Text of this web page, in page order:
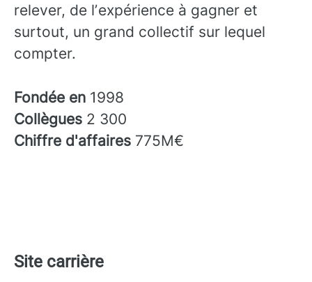
relever, de lʼexpérience à gagner et
surtout, un grand collectif sur lequel
compter.
Fondée en 1998
Collègues 2 300
Chiffre d'affaires 775M€
Site carrière